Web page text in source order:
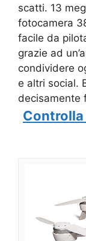
scatti. 13
fotocamera
facile da
grazie ad
condividere
e altri social.
decisamente
Controlla